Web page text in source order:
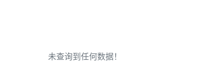
未查询到任何数据！